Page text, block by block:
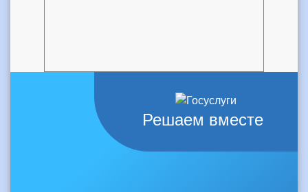
Решаем вместе